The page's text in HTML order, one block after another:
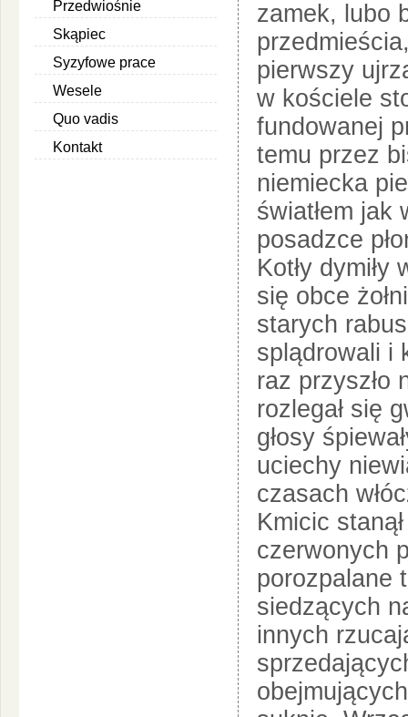
Przedwiośnie
Skąpiec
Syzyfowe prace
Wesele
Quo vadis
Kontakt
zamek, lubo
pierwszy
w kościele
fundowanej
temu przez
niemiecka
światłem jak
posadzce
Kotły
się obce
starych
splądrowali i
raz przyszło
rozlegał się
głosy
uciechy
czasach
Kmicic
czerwonych
porozpalane
siedzących
innych